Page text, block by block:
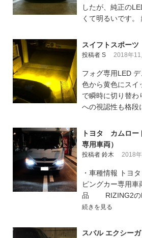
したが、純正の
くて明るいです。
スイフトスポー
投稿者 S 2018年11
フォグ専用LED
色から黄色にス
で瞬時に切り替わ
への視認性も格段
トヨタ カムロー
専用車両）
投稿者 鈴木 2018
・車種情報 トヨ
ピングカー専用
品 RIZING2の
続きを見る
スバル エクシーガ